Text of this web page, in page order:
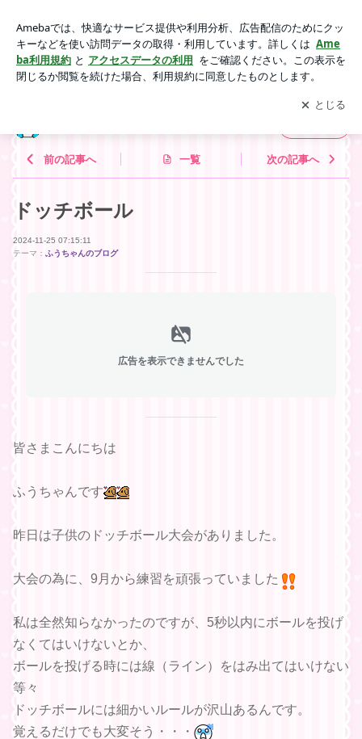
アプリをダウンロードして ブログの更新通知
を受け取りまし
ょう。
開く
前の記事へ 一覧 次の記事へ
ドッチボール
2024-11-25 07:15:11
テーマ： ふうちゃんのブログ
広告を表示できませんでした
皆さまこんにちは
ふうちゃんです
昨日は子供のドッチボール大会がありました。
大会の為に、9月から練習を頑張っていました
私は全然知らなかったのですが、5秒以内にボールを投げ
なくてはいけないとか、
ボールを投げる時には線（ライン）をはみ出てはいけない
等々
ドッチボールには細かいルールが沢山あるんです。
覚えるだけでも大変そう・・・